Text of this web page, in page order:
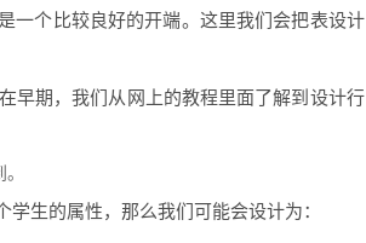
一个比较良好的开端。这里我们会把表设计
早期，我们从网上的教程里面了解到设计行
生的属性，那么我们可能会设计为：